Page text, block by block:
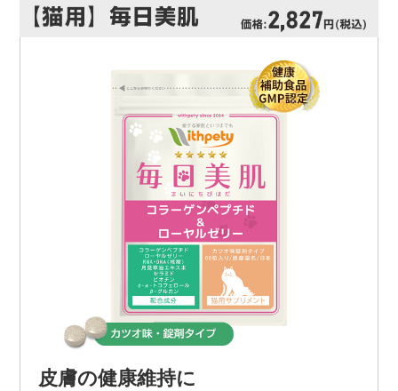
皮膚の健康維持に